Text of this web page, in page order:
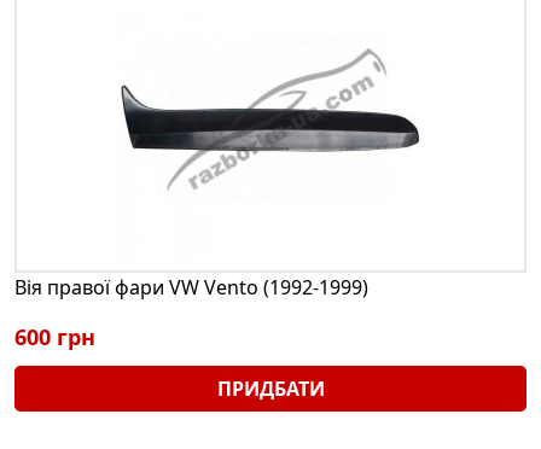
Вія правої фари VW Vento (1992-1999)
600 грн
ПРИДБАТИ